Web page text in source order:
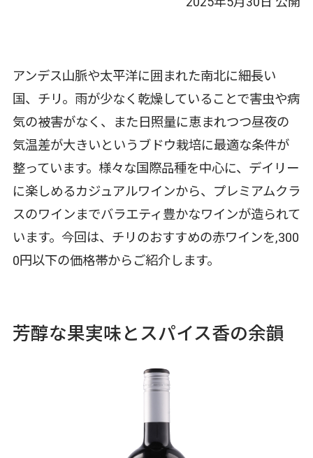
アンデス山脈や太平洋に囲まれた南北に細長い
国、チリ。雨が少なく乾燥していることで害虫や病
気の被害がなく、また日照量に恵まれつつ昼夜の
気温差が大きいというブドウ栽培に最適な条件が
整っています。様々な国際品種を中心に、デイリー
に楽しめるカジュアルワインから、プレミアムクラ
スのワインまでバラエティ豊かなワインが造られて
います。今回は、チリのおすすめの赤ワインを,300
0円以下の価格帯からご紹介します。
芳醇な果実味とスパイス香の余韻